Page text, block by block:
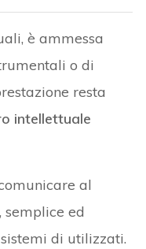
è ammessa
o di
resta
intellettuale
al
semplice ed
di utilizzati.